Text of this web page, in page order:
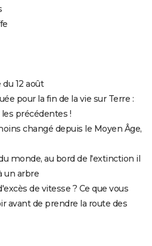
12 août
pour la fin de la vie sur Terre :
précédentes !
changé depuis le Moyen Âge,
monde, au bord de l'extinction il
un arbre
de vitesse ? Ce que vous
avant de prendre la route des